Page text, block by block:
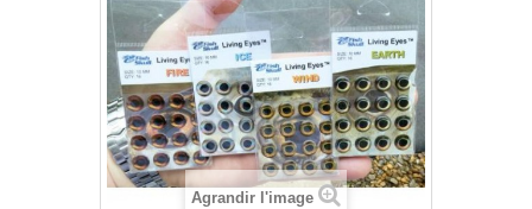
Agrandir l'image